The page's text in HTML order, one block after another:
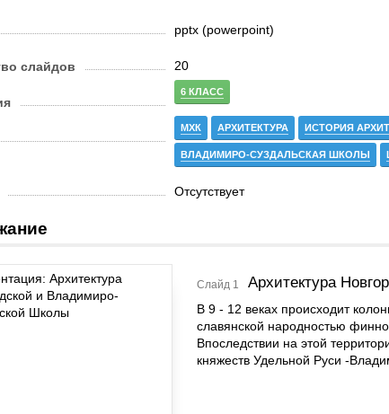
pptx (powerpoint)
слайдов 20
6 КЛАСС
МХК АРХИТЕКТУРА ИСТОРИЯ
ВЛАДИМИРО-СУЗДАЛЬСКАЯ ШКОЛЫ
Отсутствует
Слайд 1 Архитектура
В 9 - 12 веках происходит
славянской народностью
Впоследствии на этой
княжеств Удельной Руси -